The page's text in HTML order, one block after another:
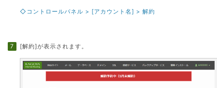
◇コントロールパネル > [アカウント名] > 解約
[解約]が表示されます。